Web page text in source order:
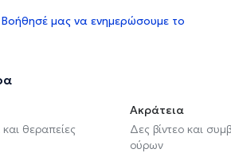
Βοήθησέ μας να ενημερώσουμε το
θεραπείες
Ακράτεια
Δες βίντεο και
ούρων